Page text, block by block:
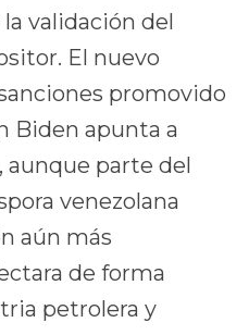
validación del
El nuevo
promovido
Biden apunta a
aunque parte del
venezolana
aún más
de forma
petrolera y